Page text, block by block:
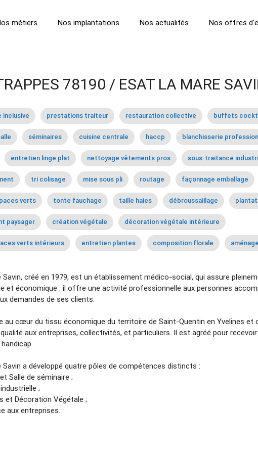
métiers Nos implantations Nos actualités Nos offres
78190 / ESAT LA MARE
inclusive prestations traiteur restauration collective buffets
séminaires cuisine centrale haccp blanchisserie
entretien linge plat nettoyage vêtements pros sous-traitance
tri colisage mise sous pli routage façonnage emballage
verts tonte fauchage taille haies débroussaillage
paysager création végétale décoration végétale intérieure
verts intérieurs entretien plantes composition florale
Savin, créé en 1979, est un établissement médico-social, qui assure
et économique : il offre une activité professionnelle aux personnes
demandes de ses clients.
au cœur du tissu économique du territoire de Saint-Quentin en Yvelines
aux entreprises, collectivités, et particuliers. Il est agréé pour
Savin a développé quatre pôles de compétences distincts :
Salle de séminaire ;
;
et Décoration Végétale ;
aux entreprises.